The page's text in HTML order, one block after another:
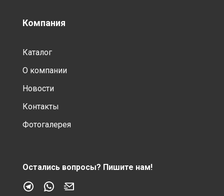
Компания
Каталог
О компании
Новости
Контакты
Фотогалерея
Остались вопросы? Пишите нам!